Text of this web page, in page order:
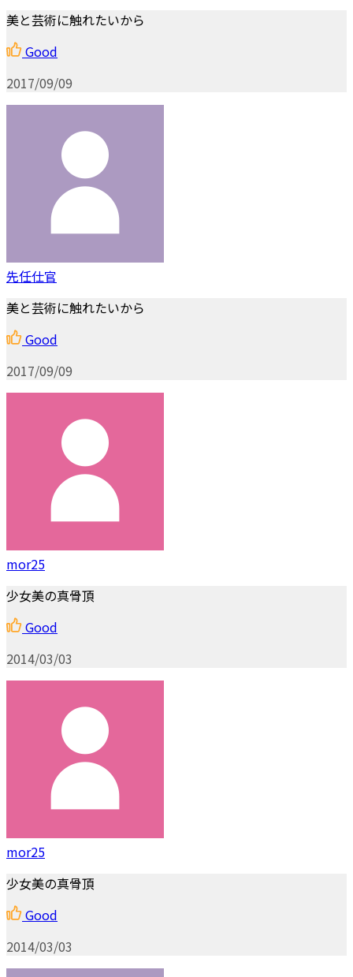
美と芸術に触れたいから
Good
2017/09/09
先任仕官
美と芸術に触れたいから
Good
2017/09/09
mor25
少女美の真骨頂
Good
2014/03/03
mor25
少女美の真骨頂
Good
2014/03/03